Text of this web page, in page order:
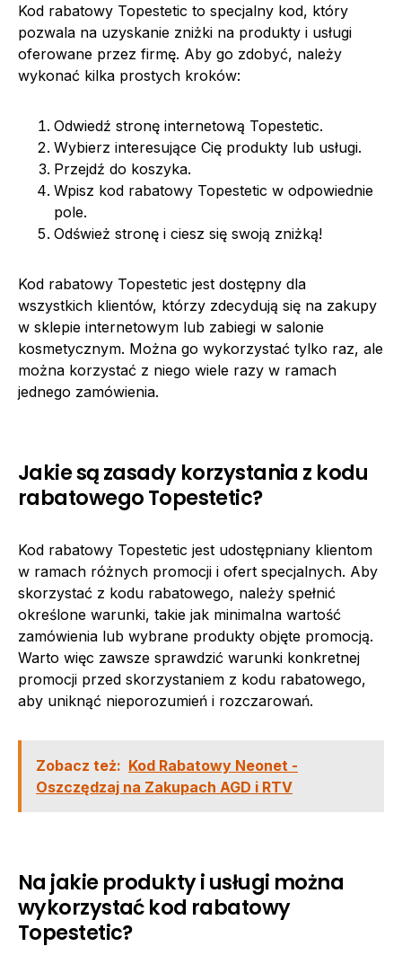
Kod rabatowy Topestetic to specjalny kod, który
pozwala na uzyskanie zniżki na produkty i usługi
oferowane przez firmę. Aby go zdobyć, należy
wykonać kilka prostych kroków:
Odwiedź stronę internetową Topestetic.
Wybierz interesujące Cię produkty lub usługi.
Przejdź do koszyka.
Wpisz kod rabatowy Topestetic w odpowiednie
pole.
Odśwież stronę i ciesz się swoją zniżką!
Kod rabatowy Topestetic jest dostępny dla
wszystkich klientów, którzy zdecydują się na zakupy
w sklepie internetowym lub zabiegi w salonie
kosmetycznym. Można go wykorzystać tylko raz, ale
można korzystać z niego wiele razy w ramach
jednego zamówienia.
Jakie są zasady korzystania z kodu
rabatowego Topestetic?
Kod rabatowy Topestetic jest udostępniany klientom
w ramach różnych promocji i ofert specjalnych. Aby
skorzystać z kodu rabatowego, należy spełnić
określone warunki, takie jak minimalna wartość
zamówienia lub wybrane produkty objęte promocją.
Warto więc zawsze sprawdzić warunki konkretnej
promocji przed skorzystaniem z kodu rabatowego,
aby uniknąć nieporozumień i rozczarowań.
Zobacz też: Kod Rabatowy Neonet -
Oszczędzaj na Zakupach AGD i RTV
Na jakie produkty i usługi można
wykorzystać kod rabatowy
Topestetic?